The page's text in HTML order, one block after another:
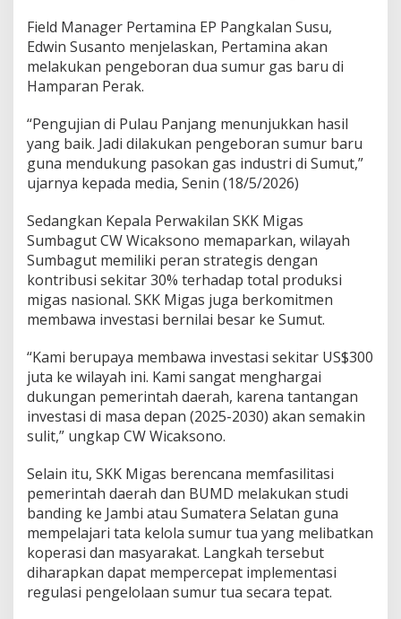
Field Manager Pertamina EP Pangkalan Susu,
Edwin Susanto menjelaskan, Pertamina akan
melakukan pengeboran dua sumur gas baru di
Hamparan Perak.
“Pengujian di Pulau Panjang menunjukkan hasil
yang baik. Jadi dilakukan pengeboran sumur baru
guna mendukung pasokan gas industri di Sumut,”
ujarnya kepada media, Senin (18/5/2026)
Sedangkan Kepala Perwakilan SKK Migas
Sumbagut CW Wicaksono memaparkan, wilayah
Sumbagut memiliki peran strategis dengan
kontribusi sekitar 30% terhadap total produksi
migas nasional. SKK Migas juga berkomitmen
membawa investasi bernilai besar ke Sumut.
“Kami berupaya membawa investasi sekitar US$300
juta ke wilayah ini. Kami sangat menghargai
dukungan pemerintah daerah, karena tantangan
investasi di masa depan (2025-2030) akan semakin
sulit,” ungkap CW Wicaksono.
Selain itu, SKK Migas berencana memfasilitasi
pemerintah daerah dan BUMD melakukan studi
banding ke Jambi atau Sumatera Selatan guna
mempelajari tata kelola sumur tua yang melibatkan
koperasi dan masyarakat. Langkah tersebut
diharapkan dapat mempercepat implementasi
regulasi pengelolaan sumur tua secara tepat.